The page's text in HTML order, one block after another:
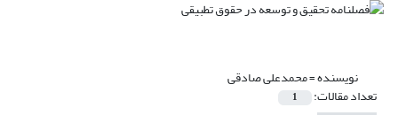
نویسنده =محمدعلی صادقی
تعداد مقالات: 1